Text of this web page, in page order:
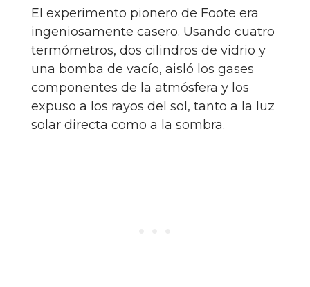
El experimento pionero de Foote era
ingeniosamente casero. Usando cuatro
termómetros, dos cilindros de vidrio y
una bomba de vacío, aisló los gases
componentes de la atmósfera y los
expuso a los rayos del sol, tanto a la luz
solar directa como a la sombra.